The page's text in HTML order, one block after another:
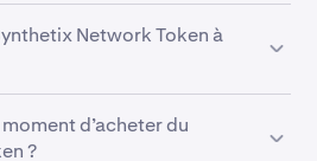
Network Token à
des Synthetix
d’acheter du
?